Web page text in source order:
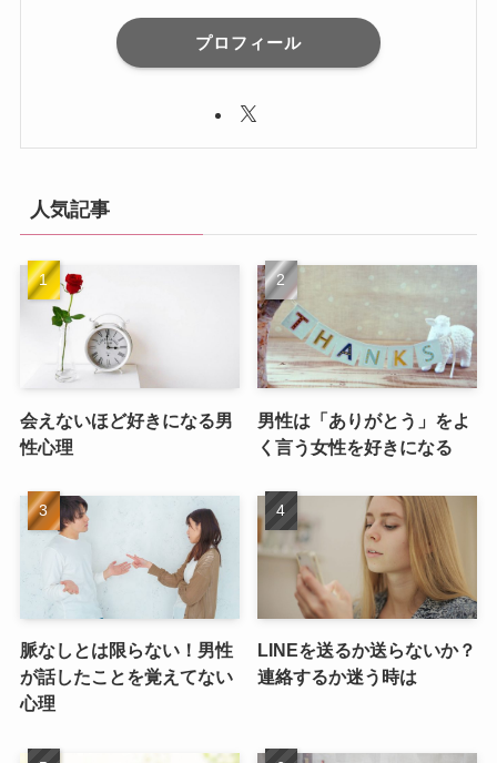
プロフィール
人気記事
会えないほど好きになる男
性心理
男性は「ありがとう」をよ
く言う女性を好きになる
脈なしとは限らない！男性
が話したことを覚えてない
心理
LINEを送るか送らないか？
連絡するか迷う時は